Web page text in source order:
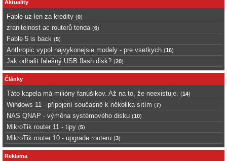
Aktuality
Fable uz len za kredity (0)
zranitelnost ac routerů tenda (6)
Fable 5 is back (5)
Anthropic vypol najvykonejsie modely - pre vsetkych (16)
Jak odhalit falešný USB flash disk? (20)
Články
Táto kapela má milióny fanúšikov. Až na to, že neexistuje. (14)
Windows 11 - připojení současně k několika sítím (7)
NAS QNAP - výměna systémového disku (10)
MikroTik router 11 - tipy (5)
MikroTik router 10 - upgrade routeru (3)
Reklama